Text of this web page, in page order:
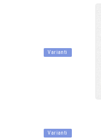
Varianti
Varianti